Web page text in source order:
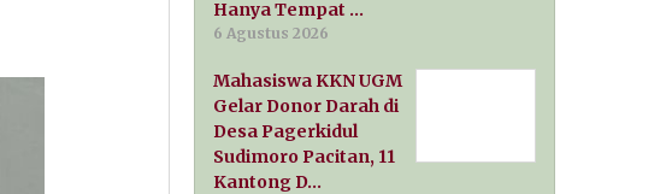
Hanya Tempat …
6 Agustus 2026
Mahasiswa KKN UGM
Gelar Donor Darah di
Desa Pagerkidul
Sudimoro Pacitan, 11
Kantong D…